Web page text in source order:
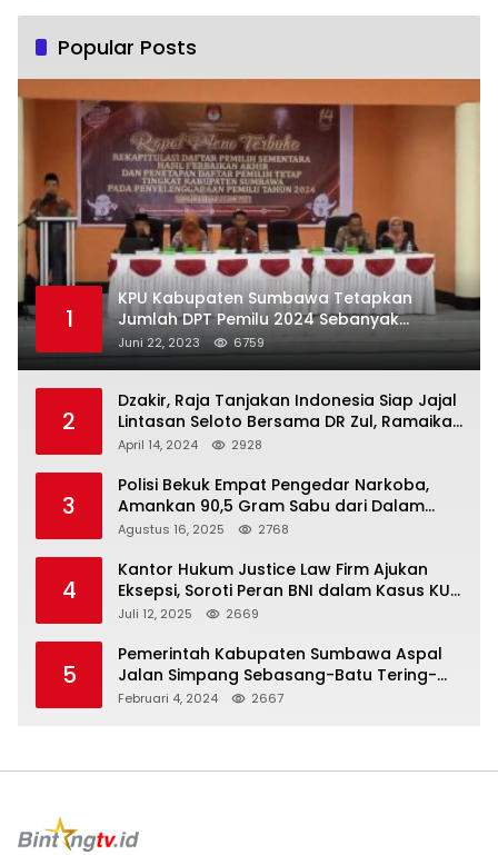
Popular Posts
1
KPU Kabupaten Sumbawa Tetapkan
Jumlah DPT Pemilu 2024 Sebanyak
367.987 Pemilih
Juni 22, 2023 6759
2
Dzakir, Raja Tanjakan Indonesia Siap Jajal
Lintasan Seloto Bersama DR Zul, Ramaikan
Trabas JAS #2 KSB
April 14, 2024 2928
3
Polisi Bekuk Empat Pengedar Narkoba,
Amankan 90,5 Gram Sabu dari Dalam
Mobil
Agustus 16, 2025 2768
4
Kantor Hukum Justice Law Firm Ajukan
Eksepsi, Soroti Peran BNI dalam Kasus KUR
Bawang Merah KCP Woha
Juli 12, 2025 2669
5
Pemerintah Kabupaten Sumbawa Aspal
Jalan Simpang Sebasang-Batu Tering-
Lito
Februari 4, 2024 2667